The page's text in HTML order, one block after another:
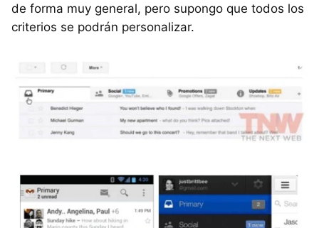
de forma muy general, pero supongo que todos los
criterios se podrán personalizar.